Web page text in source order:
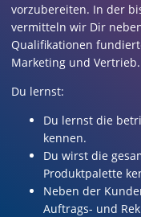
vorzubereiten. In der
vermitteln wir Dir
Qualifikationen
Marketing und Vertrieb.
Du lernst:
Du lernst die
kennen.
Du wirst die
Produktpalette
Neben der
Auftrags- und